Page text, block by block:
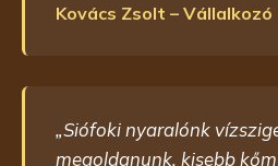
Kovács Zsolt – Vállalkozó
„Siófoki nyaralónk
megoldanunk, kisebb